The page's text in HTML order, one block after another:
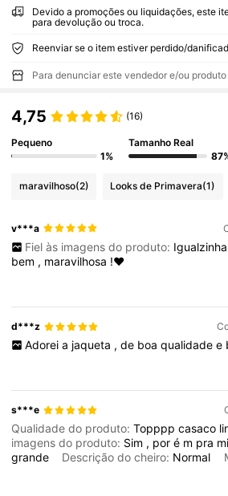
Devido a promoções ou liquidações, este
para devolução ou troca.
Para denunciar este vendedor e/ou produto
4,75 (16)
Pequeno
1%
Tamanho Real
maravilhoso(2) Looks de Primavera(1)
v***a
Fiel às imagens do produto: Igualzinha
bem , maravilhosa !❤️
d***z
Adorei a jaqueta , de boa qualidade e
s***e
Qualidade do produto:Toppppcasaco
imagens do produto: Sim , poré m pra
grande
Descrição do cheiro: Normal